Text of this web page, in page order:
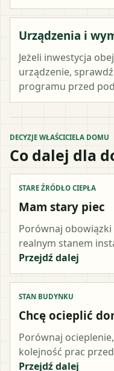
Urządzenia i
Jeżeli inwestycja
urządzenie,
programu przed
DECYZJE WŁAŚCICIELA DOMU
Co dalej dla
STARE ŹRÓDŁO CIEPŁA
Mam stary piec
Porównaj
realnym stanem
Przejdź dalej
STAN BUDYNKU
Chcę ocieplić
Porównaj
kolejność prac
Przejdź dalej